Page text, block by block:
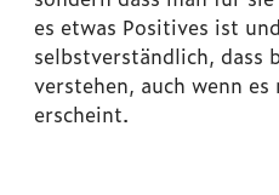
es etwas Positives ist
selbstverständlich, dass
verstehen, auch wenn es
erscheint.